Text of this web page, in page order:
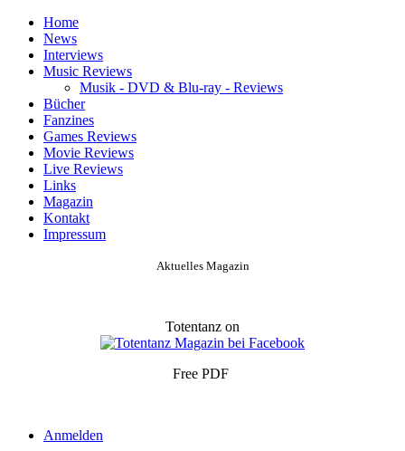
Home
News
Interviews
Music Reviews
Musik - DVD & Blu-ray - Reviews
Bücher
Fanzines
Games Reviews
Movie Reviews
Live Reviews
Links
Magazin
Kontakt
Impressum
Aktuelles Magazin
Totentanz on
Free PDF
Anmelden